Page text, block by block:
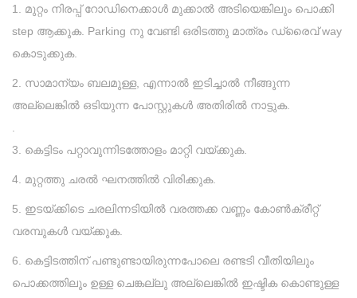
1. മുറ്റം നിരപ്പ് റോഡിനെക്കാൾ മുക്കാൽ അടിയെങ്കിലും പൊക്കി
step ആക്കുക. Parking നു വേണ്ടി ഒരിടത്തു മാത്രം ഡ്രൈവ് way
കൊടുക്കുക.
2. സാമാന്യം ബലമുള്ള, എന്നാൽ ഇടിച്ചാൽ നീങ്ങുന്ന
അല്ലെങ്കിൽ ഒടിയുന്ന പോസ്റ്റുകൾ അതിരിൽ നാട്ടുക.
3. കെട്ടിടം പറ്റാവുന്നിടത്തോളം മാറ്റി വയ്ക്കുക.
4. മുറ്റത്തു ചരൽ ഘനത്തിൽ വിരിക്കുക.
5. ഇടയ്ക്കിടെ ചരലിന്നടിയിൽ വരത്തക്ക വണ്ണം കോൺക്രീറ്റ്
വരമ്പുകൾ വയ്ക്കുക.
6. കെട്ടിടത്തിന് പണ്ടുണ്ടായിരുന്നപോലെ രണ്ടടി വീതിയിലും
പൊക്കത്തിലും ഉള്ള ചെങ്കല്ലു അല്ലെങ്കിൽ ഇഷ്ടിക കൊണ്ടുള്ള